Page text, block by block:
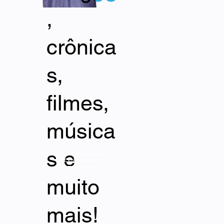
,
crônica
s,
filmes,
música
s e
muito
mais!
Explore todos >